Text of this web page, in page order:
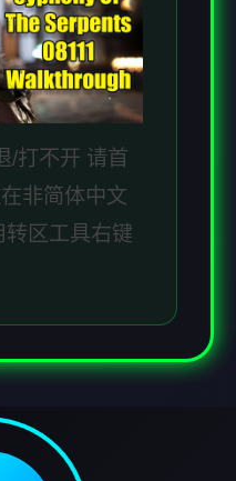
/打不开 请首
非简体中文
转区工具右键